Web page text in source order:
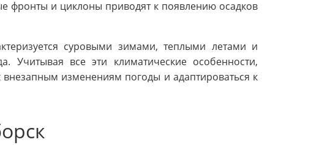
фронты и циклоны приводят к появлению осадков
суровыми зимами, теплыми летами и
Учитывая все эти климатические особенности,
изменениям погоды и адаптироваться к